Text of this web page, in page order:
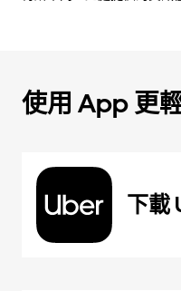
使用 App 更
下載